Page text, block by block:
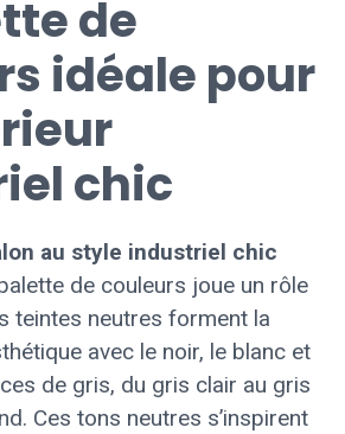
de
idéale pour
chic
au style industriel chic
de couleurs joue un rôle
teintes neutres forment la
avec le noir, le blanc et
de gris, du gris clair au gris
Ces tons neutres s’inspirent